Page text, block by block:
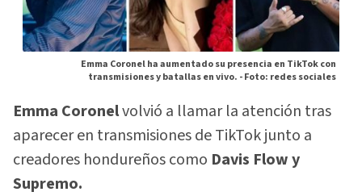
Emma Coronel ha aumentado su presencia en TikTok con
transmisiones y batallas en vivo. -Foto: redes sociales
Emma Coronelvolvió a llamar la atención tras
aparecer en transmisiones de TikTok junto a
creadores hondureños como Davis Flow y
Supremo.